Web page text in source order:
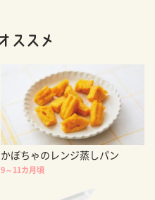
かぼちゃのレンジ蒸しパン
9～11カ月頃